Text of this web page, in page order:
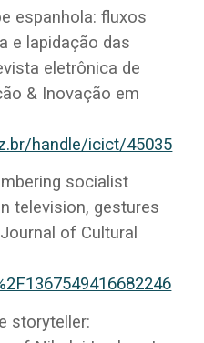
espanhola: fluxos
e lapidação das
eletrônica de
& Inovação em
handle/icict/45035
socialist
television, gestures
of Cultural
storyteller: